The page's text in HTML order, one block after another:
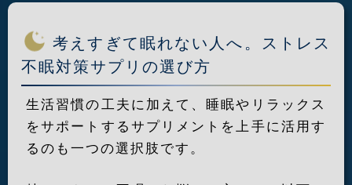
考えすぎて眠れない人へ。ストレス
不眠対策サプリの選び方
生活習慣の工夫に加えて、睡眠やリラックス
をサポートするサプリメントを上手に活用す
るのも一つの選択肢です。